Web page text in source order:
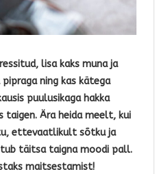
lisa kaks muna ja
ning kas kätega
puulusikaga hakka
taigen. Ära heida meelt, kui
ettevaatlikult sõtku ja
täitsa taigna moodi pall.
maitsestamist!